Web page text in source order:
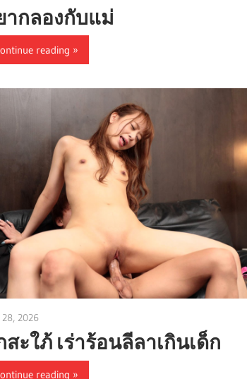
ากลองกับแม่
reading
2026admin
สะใภ้ เร่าร้อนลีลาเกินเด็ก
reading